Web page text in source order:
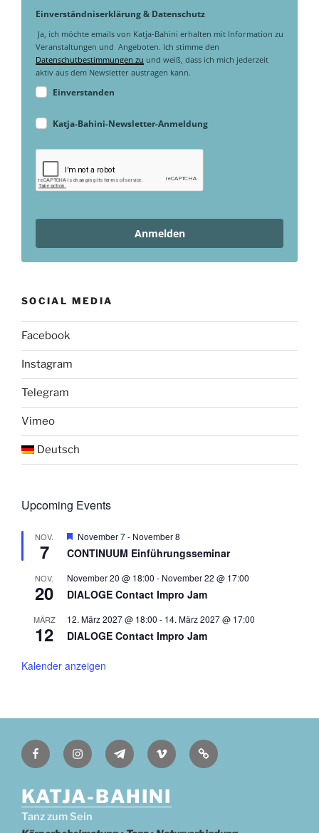
Einverständniserklärung & Datenschutz
Ja, ich möchte emails von Katja-Bahini erhalten mit Information zu
Veranstaltungen und Angeboten. Ich stimme den
Datenschutbestimmungen zu und weiß, dass ich mich jederzeit
aktiv aus dem Newsletter austragen kann.
Einverstanden
Katja-Bahini-Newsletter-Anmeldung
Anmelden
SOCIAL MEDIA
Facebook
Instagram
Telegram
Vimeo
Deutsch
Upcoming Events
NOV.
7
H
e
r
o
r
e
h
o
n
November 7- November 8
CONTINUUM Einführungsseminar
NOV.
20
November 20 @ 18:00 - November 22 @ 17:00
DIALOGE Contact Impro Jam
MÄRZ
12
12. März 2027 @ 18:00 - 14. März 2027 @ 17:00
DIALOGE Contact Impro Jam
Kalender anzeigen
FacebookInstagramTelegramVimeo Deutsch
KATJA-BAHINI
Tanz zum Sein